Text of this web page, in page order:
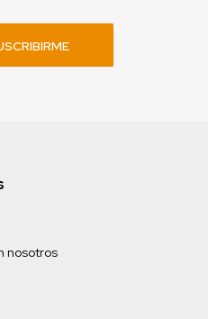
nosotros